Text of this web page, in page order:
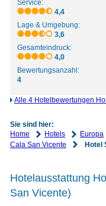
Service:
4,4
Lage & Umgebung:
3,6
Gesamteindruck:
4,0
Bewertungsanzahl:
4
Alle 4 Hotelbewertungen
Sie sind hier:
Home
Hotels Europa
Cala San Vicente
Hotel
Hotelausstattung
San Vicente)